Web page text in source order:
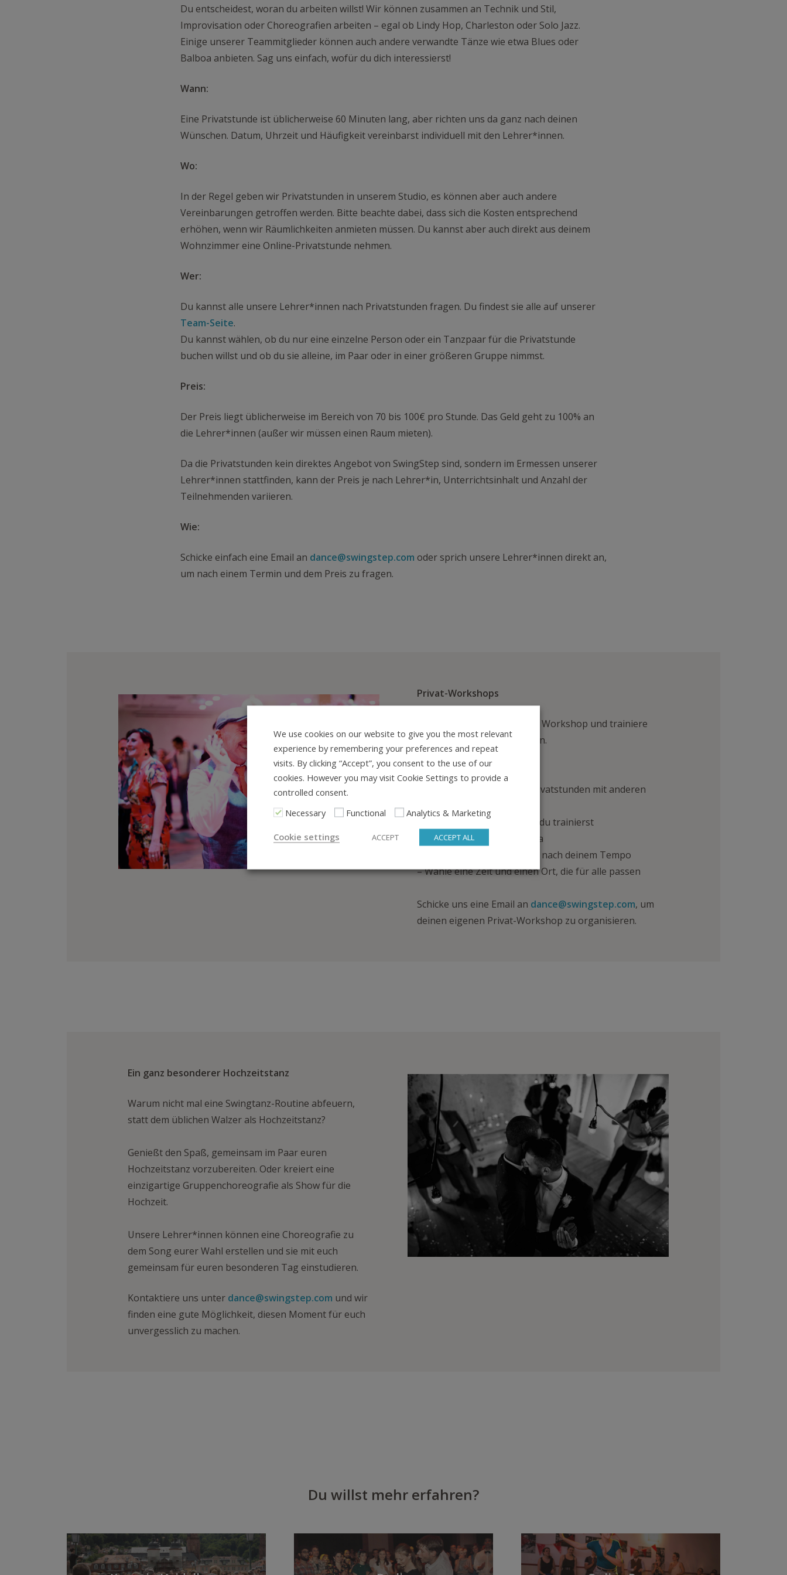
Du entscheidest, woran du arbeiten willst! Wir können zusammen an Technik und Stil,
Improvisation oder Choreografien arbeiten – egal ob Lindy Hop, Charleston oder Solo Jazz.
Einige unserer Teammitglieder können auch andere verwandte Tänze wie etwa Blues oder
Balboa anbieten. Sag uns einfach, wofür du dich interessierst!
Wann:
Eine Privatstunde ist üblicherweise 60 Minuten lang, aber richten uns da ganz nach deinen
Wünschen. Datum, Uhrzeit und Häufigkeit vereinbarst individuell mit den Lehrer*innen.
Wo:
In der Regel geben wir Privatstunden in unserem Studio, es können aber auch andere
Vereinbarungen getroffen werden. Bitte beachte dabei, dass sich die Kosten entsprechend
erhöhen, wenn wir Räumlichkeiten anmieten müssen. Du kannst aber auch direkt aus deinem
Wohnzimmer eine Online-Privatstunde nehmen.
Wer:
Du kannst alle unsere Lehrer*innen nach Privatstunden fragen. Du findest sie alle auf unserer
Team-Seite.
Du kannst wählen, ob du nur eine einzelne Person oder ein Tanzpaar für die Privatstunde
buchen willst und ob du sie alleine, im Paar oder in einer größeren Gruppe nimmst.
Preis:
Der Preis liegt üblicherweise im Bereich von 70 bis 100€ pro Stunde. Das Geld geht zu 100% an
die Lehrer*innen (außer wir müssen einen Raum mieten).
Da die Privatstunden kein direktes Angebot von SwingStep sind, sondern im Ermessen unserer
Lehrer*innen stattfinden, kann der Preis je nach Lehrer*in, Unterrichtsinhalt und Anzahl der
Teilnehmenden variieren.
Wie:
Schicke einfach eine Email an dance@swingstep.com oder sprich unsere Lehrer*innen direkt an,
um nach einem Termin und dem Preis zu fragen.
Privat-Workshops
Organisiere deinen eigenen Workshop und trainiere
zusammen mit Freund*innen.
Die Vorteile:
– Teile die Kosten für die Privatstunden mit anderen
– Du entscheidest, mit wem du trainierst
– Wähle dein eigenes Thema
– Der Unterricht richtet sich nach deinem Tempo
– Wähle eine Zeit und einen Ort, die für alle passen
Schicke uns eine Email an dance@swingstep.com, um
deinen eigenen Privat-Workshop zu organisieren.
Ein ganz besonderer Hochzeitstanz
Warum nicht mal eine Swingtanz-Routine abfeuern,
statt dem üblichen Walzer als Hochzeitstanz?
Genießt den Spaß, gemeinsam im Paar euren
Hochzeitstanz vorzubereiten. Oder kreiert eine
einzigartige Gruppenchoreografie als Show für die
Hochzeit.
Unsere Lehrer*innen können eine Choreografie zu
dem Song eurer Wahl erstellen und sie mit euch
gemeinsam für euren besonderen Tag einstudieren.
Kontaktiere uns unter dance@swingstep.com und wir
finden eine gute Möglichkeit, diesen Moment für euch
unvergesslich zu machen.
Du willst mehr erfahren?
We use cookies on our website to give you the most relevant
experience by remembering your preferences and repeat
visits. By clicking “Accept”, you consent to the use of our
cookies. However you may visit Cookie Settings to provide a
controlled consent.
Necessary
Functional Analytics & Marketing
Cookie settings ACCEPT ACCEPT ALL